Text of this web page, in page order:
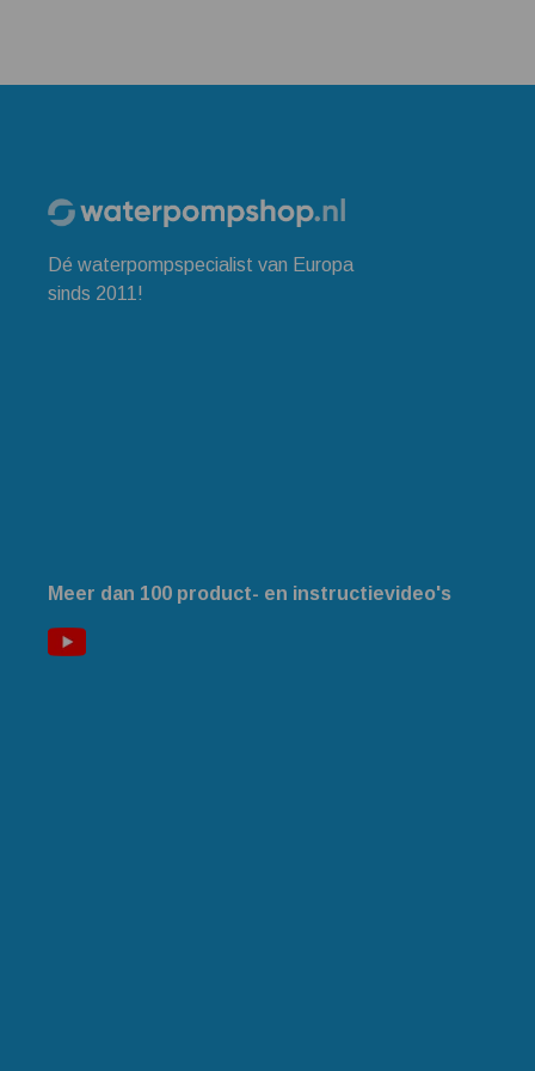
Dé waterpompspecialist van Europa
sinds 2011!
Meer dan 100 product- en instructievideo's